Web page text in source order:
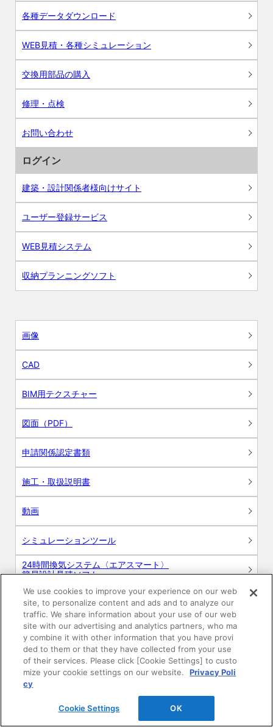
各種データダウンロード
WEB見積・各種シミュレーション
交換用部品の購入
修理・点検
お問い合わせ
ログイン
建築・設計関係者様向けサイト
ユーザー登録サービス
WEB見積システム
収納プランニングソフト
画像
CAD
BIM用テクスチャー
図面（PDF）
申請関係認定書類
施工・取扱説明書
動画
シミュレーションツール
24時間換気システム〈エアスマート〉
簡易設計見積ソフト
R&Dセンター環境測定・分析サービス
商品マスター申し込み
このWEBサイトについて
We use cookies to improve your experience on our web
site, to personalize content and ads and to analyze our
traffic. We share information about your use of our web
site with our advertising and analytics partners, who ma
y combine it with other information that you have provi
ded to them or that they have collected from your use
of their services. Please click [Cookie Settings] to custo
mize your cookie settings on our website.
Privacy Poli
cy
Cookie Settings OK